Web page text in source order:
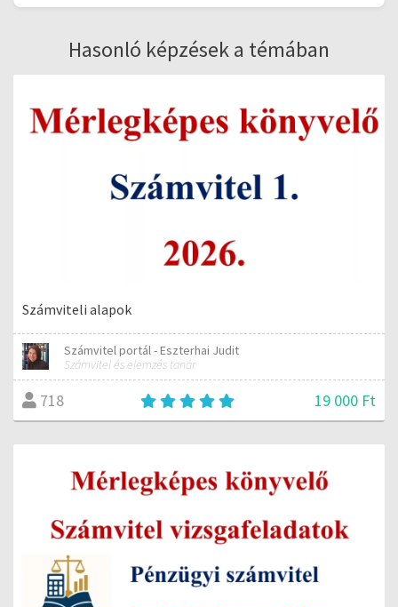
Hasonló képzések a témában
Számviteli alapok
Számvitel portál - Eszterhai Judit
Számvitel és elemzés tanár
718 19 000 Ft